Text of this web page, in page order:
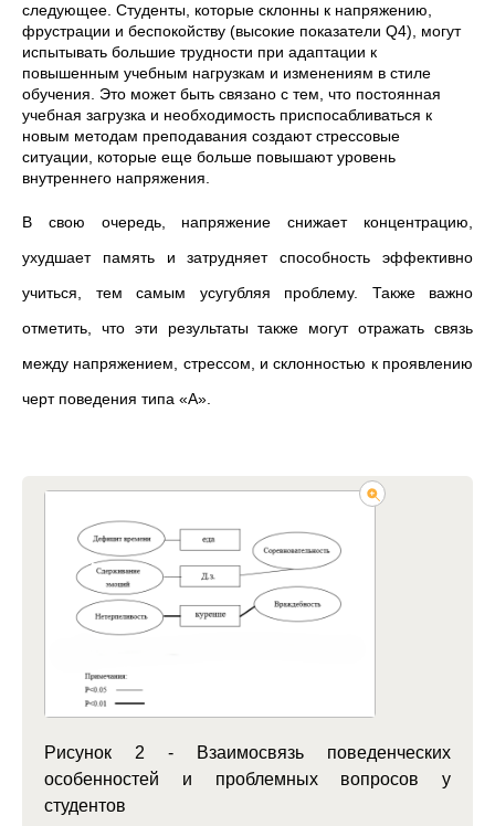
следующее. Студенты, которые склонны к напряжению,
фрустрации и беспокойству (высокие показатели Q4), могут
испытывать большие трудности при адаптации к
повышенным учебным нагрузкам и изменениям в стиле
обучения. Это может быть связано с тем, что постоянная
учебная загрузка и необходимость приспосабливаться к
новым методам преподавания создают стрессовые
ситуации, которые еще больше повышают уровень
внутреннего напряжения.
В свою очередь, напряжение снижает концентрацию,
ухудшает память и затрудняет способность эффективно
учиться, тем самым усугубляя проблему. Также важно
отметить, что эти результаты также могут отражать связь
между напряжением, стрессом, и склонностью к проявлению
черт поведения типа «А»
Рисунок 2 - Взаимосвязь поведенческих
особенностей и проблемных вопросов у
студентов